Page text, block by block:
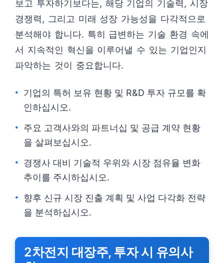
보고 투자하기보다는, 해당 기업의 기술력, 시장
경쟁력, 그리고 미래 성장 가능성을 다각적으로
분석해야 합니다. 특히 급변하는 기술 환경 속에
서 지속적인 혁신을 이루어낼 수 있는 기업인지
파악하는 것이 중요합니다.
기업의 특허 보유 현황 및 R&D 투자 규모를 확
인하십시오.
주요 고객사와의 파트너십 및 공급 계약 현황
을 살펴보십시오.
경쟁사 대비 기술적 우위와 시장 점유율 변화
추이를 주시하십시오.
향후 신규 시장 진출 계획 및 사업 다각화 전략
을 분석하십시오.
2차전지 대장주, 투자 시 유의사